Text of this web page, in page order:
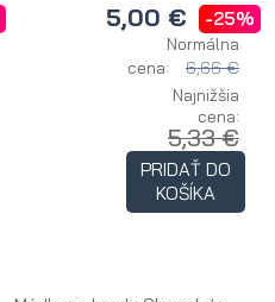
5,00 € -25%
Normálna
cena:
6,66 €
Najnižšia
cena:
5,33 €
PRIDAŤ DO
KOŠÍKA